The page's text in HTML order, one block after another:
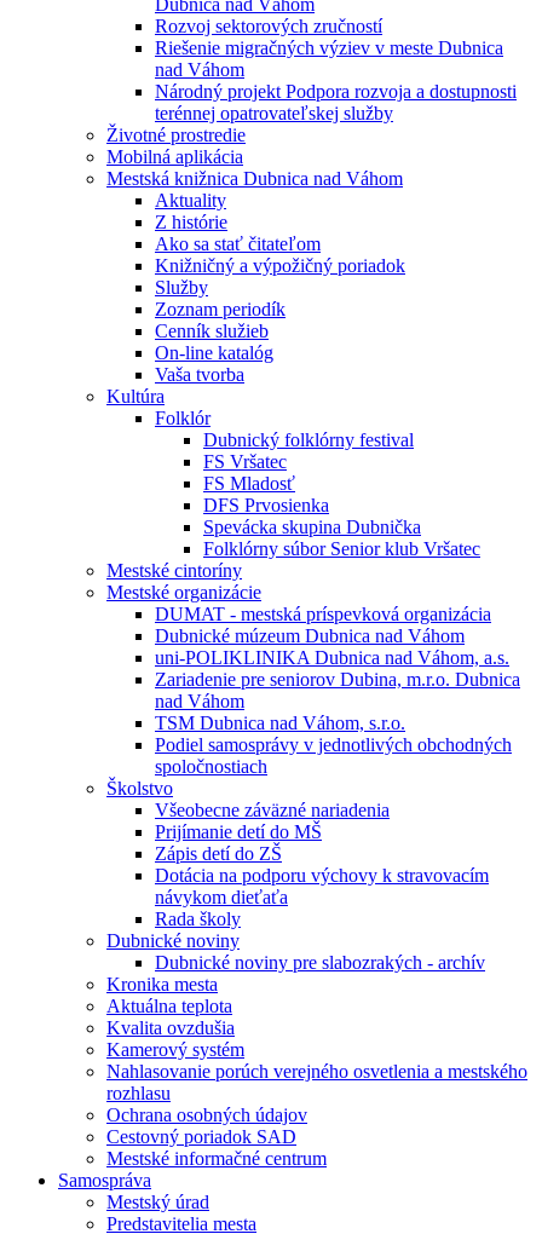
Dubnica nad Váhom
Rozvoj sektorových zručností
Riešenie migračných výziev v meste Dubnica
nad Váhom
Národný projekt Podpora rozvoja a dostupnosti
terénnej opatrovateľskej služby
Životné prostredie
Mobilná aplikácia
Mestská knižnica Dubnica nad Váhom
Aktuality
Z histórie
Ako sa stať čitateľom
Knižničný a výpožičný poriadok
Služby
Zoznam periodík
Cenník služieb
On-line katalóg
Vaša tvorba
Kultúra
Folklór
Dubnický folklórny festival
FS Vršatec
FS Mladosť
DFS Prvosienka
Spevácka skupina Dubnička
Folklórny súbor Senior klub Vršatec
Mestské cintoríny
Mestské organizácie
DUMAT - mestská príspevková organizácia
Dubnické múzeum Dubnica nad Váhom
uni-POLIKLINIKA Dubnica nad Váhom, a.s.
Zariadenie pre seniorov Dubina, m.r.o. Dubnica
nad Váhom
TSM Dubnica nad Váhom, s.r.o.
Podiel samosprávy v jednotlivých obchodných
spoločnostiach
Školstvo
Všeobecne záväzné nariadenia
Prijímanie detí do MŠ
Zápis detí do ZŠ
Dotácia na podporu výchovy k stravovacím
návykom dieťaťa
Rada školy
Dubnické noviny
Dubnické noviny pre slabozrakých - archív
Kronika mesta
Aktuálna teplota
Kvalita ovzdušia
Kamerový systém
Nahlasovanie porúch verejného osvetlenia a mestského
rozhlasu
Ochrana osobných údajov
Cestovný poriadok SAD
Mestské informačné centrum
Samospráva
Mestský úrad
Predstavitelia mesta